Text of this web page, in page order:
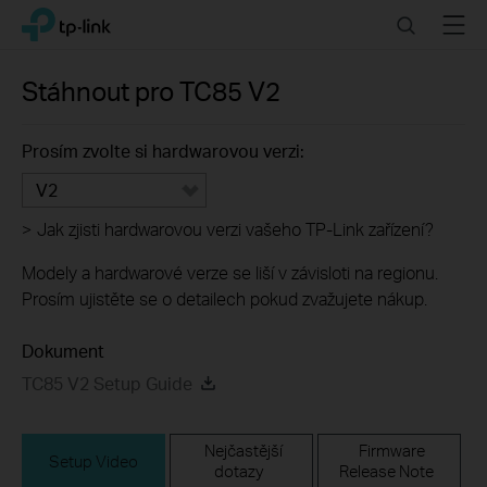
Click
navigation
TP-Link, Reliably Smart SearchMenu
Stáhnout proTC85 V2
Prosím zvolte si hardwarovou verzi:
V2
> Jak zjisti hardwarovou verzi vašeho TP-Link zařízení?
Modely a hardwarové verze se liší v závisloti na regionu.
Prosím ujistěte se o detailech pokud zvažujete nákup.
Dokument
TC85 V2 Setup Guide
Setup Video
Nejčastější
dotazy
Firmware
Release Note